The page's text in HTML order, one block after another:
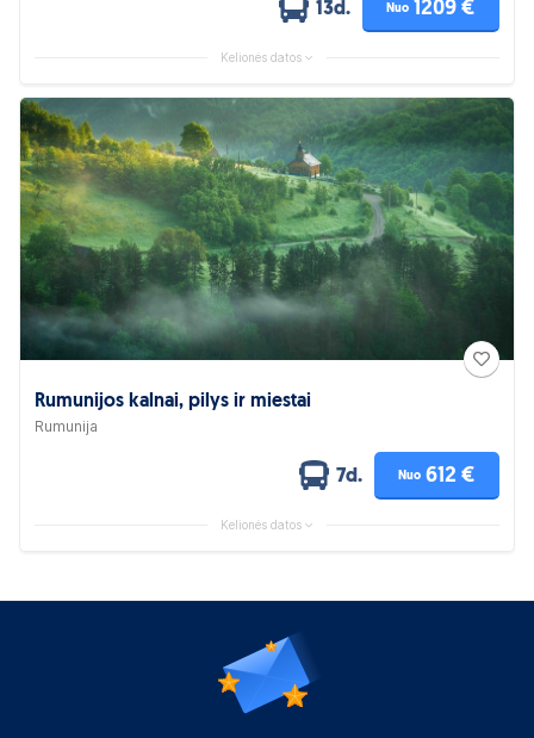
13d. Nuo 1209 €
Kelionės datos
Rumunijos kalnai, pilys ir miestai
Rumunija
7d. Nuo 612 €
Kelionės datos